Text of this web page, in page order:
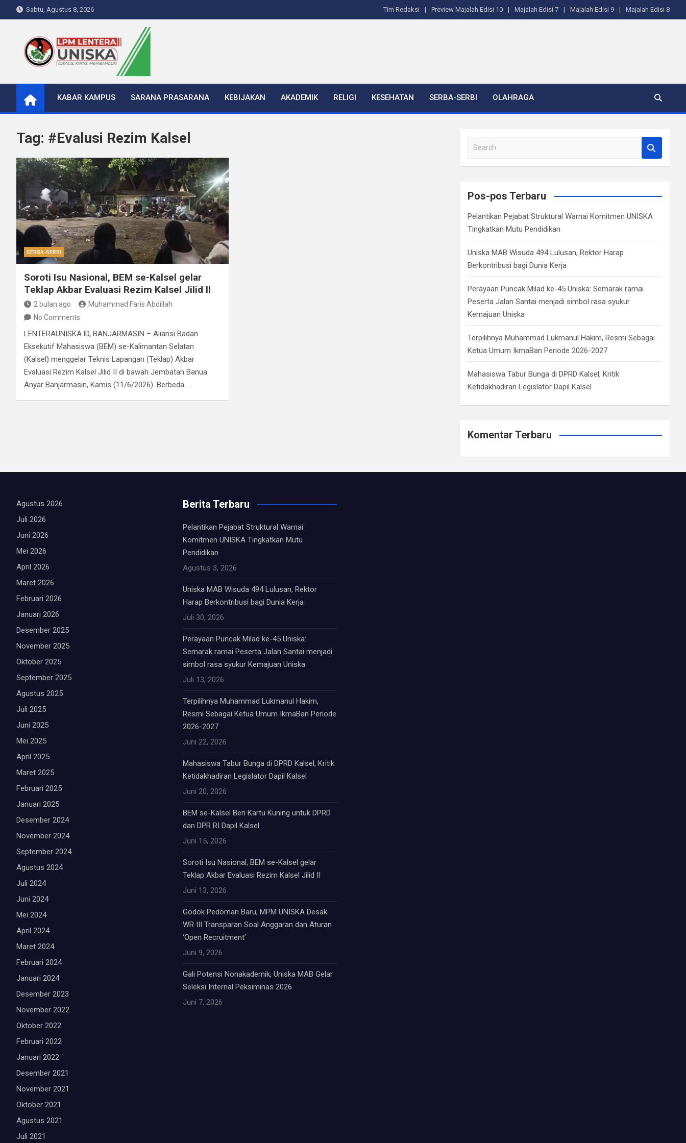
to
Sabtu, Agustus 8, 2026 Tim Redaksi Preview Majalah Edisi 10 Majalah Edisi 7 Majalah Edisi 9 Majalah Edisi 8
LPM Lentera Uniska
Portal Berita Kampus
KABAR KAMPUS
SARANA PRASARANA KEBIJAKAN AKADEMIK RELIGI KESEHATAN SERBA-SERBI OLAHRAGA
Tag: #Evalusi Rezim Kalsel
SERBA-SERBI
Soroti Isu Nasional, BEM se-Kalsel gelar
Teklap Akbar Evaluasi Rezim Kalsel Jilid II
2 bulan ago
Muhammad Faris Abdillah
No Comments
LENTERAUNISKA.ID, BANJARMASIN – Aliansi Badan
Eksekutif Mahasiswa (BEM) se-Kalimantan Selatan
(Kalsel) menggelar Teknis Lapangan (Teklap) Akbar
Evaluasi Rezim Kalsel Jilid II di bawah Jembatan Banua
Anyar Banjarmasin, Kamis (11/6/2026). Berbeda…
a
c
Pos-pos Terbaru
Pelantikan Pejabat Struktural Warnai Komitmen UNISKA
Tingkatkan Mutu Pendidikan
Uniska MAB Wisuda 494 Lulusan, Rektor Harap
Berkontribusi bagi Dunia Kerja
Perayaan Puncak Milad ke-45 Uniska: Semarak ramai
Peserta Jalan Santai menjadi simbol rasa syukur
Kemajuan Uniska
Terpilihnya Muhammad Lukmanul Hakim, Resmi Sebagai
Ketua Umum IkmaBan Periode 2026-2027
Mahasiswa Tabur Bunga di DPRD Kalsel, Kritik
Ketidakhadiran Legislator Dapil Kalsel
Komentar Terbaru
Agustus 2026
Juli 2026
Juni 2026
Mei 2026
April 2026
Maret 2026
Februari 2026
Januari 2026
Desember 2025
November 2025
Oktober 2025
September 2025
Agustus 2025
Juli 2025
Juni 2025
Mei 2025
April 2025
Maret 2025
Februari 2025
Januari 2025
Desember 2024
November 2024
September 2024
Agustus 2024
Juli 2024
Juni 2024
Mei 2024
April 2024
Maret 2024
Februari 2024
Januari 2024
Desember 2023
November 2022
Oktober 2022
Februari 2022
Januari 2022
Desember 2021
November 2021
Oktober 2021
Agustus 2021
Juli 2021
Berita Terbaru
Pelantikan Pejabat Struktural Warnai
Komitmen UNISKA Tingkatkan Mutu
Pendidikan
Agustus 3, 2026
Uniska MAB Wisuda 494 Lulusan, Rektor
Harap Berkontribusi bagi Dunia Kerja
Juli 30, 2026
Perayaan Puncak Milad ke-45 Uniska:
Semarak ramai Peserta Jalan Santai menjadi
simbol rasa syukur Kemajuan Uniska
Juli 13, 2026
Terpilihnya Muhammad Lukmanul Hakim,
Resmi Sebagai Ketua Umum IkmaBan Periode
2026-2027
Juni 22, 2026
Mahasiswa Tabur Bunga di DPRD Kalsel, Kritik
Ketidakhadiran Legislator Dapil Kalsel
Juni 20, 2026
BEM se-Kalsel Beri Kartu Kuning untuk DPRD
dan DPR RI Dapil Kalsel
Juni 15, 2026
Soroti Isu Nasional, BEM se-Kalsel gelar
Teklap Akbar Evaluasi Rezim Kalsel Jilid II
Juni 13, 2026
Godok Pedoman Baru, MPM UNISKA Desak
WR III Transparan Soal Anggaran dan Aturan
‘Open Recruitment’
Juni 9, 2026
Gali Potensi Nonakademik, Uniska MAB Gelar
Seleksi Internal Peksiminas 2026
Juni 7, 2026